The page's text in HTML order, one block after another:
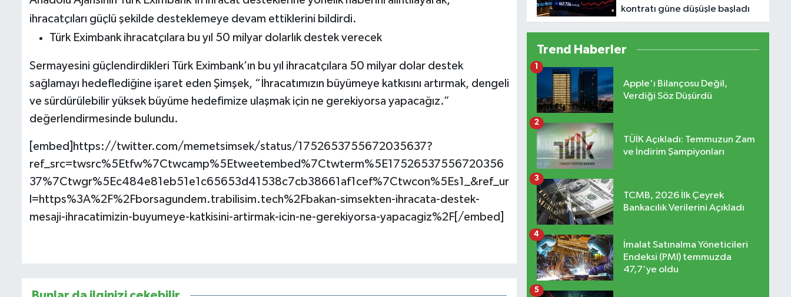
ihracatçıları güçlü şekilde desteklemeye devam ettiklerini bildirdi.
Türk Eximbank ihracatçılara bu yıl 50 milyar dolarlık destek verecek
Sermayesini güçlendirdikleri Türk Eximbank’ın bu yıl ihracatçılara 50 milyar dolar destek
sağlamayı hedeflediğine işaret eden Şimşek, “İhracatımızın büyümeye katkısını artırmak, dengeli
ve sürdürülebilir yüksek büyüme hedefimize ulaşmak için ne gerekiyorsa yapacağız.”
değerlendirmesinde bulundu.
[embed]https://twitter.com/memetsimsek/status/1752653755672035637?
ref_src=twsrc%5Etfw%7Ctwcamp%5Etweetembed%7Ctwterm%5E17526537556720356
37%7Ctwgr%5Ec484e81eb51e1c65653d41538c7cb38661af1cef%7Ctwcon%5Es1_&ref_ur
l=https%3A%2F%2Fborsagundem.trabilisim.tech%2Fbakan-simsekten-ihracata-destek-
mesaji-ihracatimizin-buyumeye-katkisini-artirmak-icin-ne-gerekiyorsa-yapacagiz%2F[/embed]
kontratı güne düşüşle başladı
Trend Haberler
Apple'ı Bilançosu Değil,
Verdiği Söz Düşürdü
1
TÜİK Açıkladı: Temmuzun Zam
ve İndirim Şampiyonları
2
TCMB, 2026 İlk Çeyrek
Bankacılık Verilerini Açıkladı
3
İmalat Satınalma Yöneticileri
Endeksi (PMI) temmuzda
47,7'ye oldu
4
5